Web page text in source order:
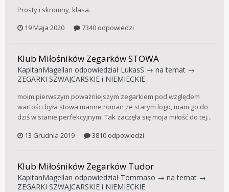
Prosty i skromny, klasa.
19 Maja 2020
7340 odpowiedzi
Klub Miłośników Zegarków STOWA
KapitanMagellan odpowiedział LukasS → na temat →
ZEGARKI SZWAJCARSKIE i NIEMIECKIE
moim pierwszym poważniejszym zegarkiem pod względem
wartości była stowa marine roman ze starym logo, mam go do
dziś w stanie perfekcyjnym. Tak zaczęła się moja miłość do tej...
13 Grudnia 2019
3810 odpowiedzi
Klub Miłośników Zegarków Tudor
KapitanMagellan odpowiedział Tommaso → na temat →
ZEGARKI SZWAJCARSKIE i NIEMIECKIE